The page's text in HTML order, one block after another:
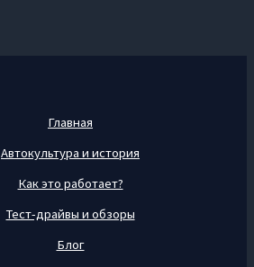
Главная
Автокультура и история
Как это работает?
Тест-драйвы и обзоры
Блог